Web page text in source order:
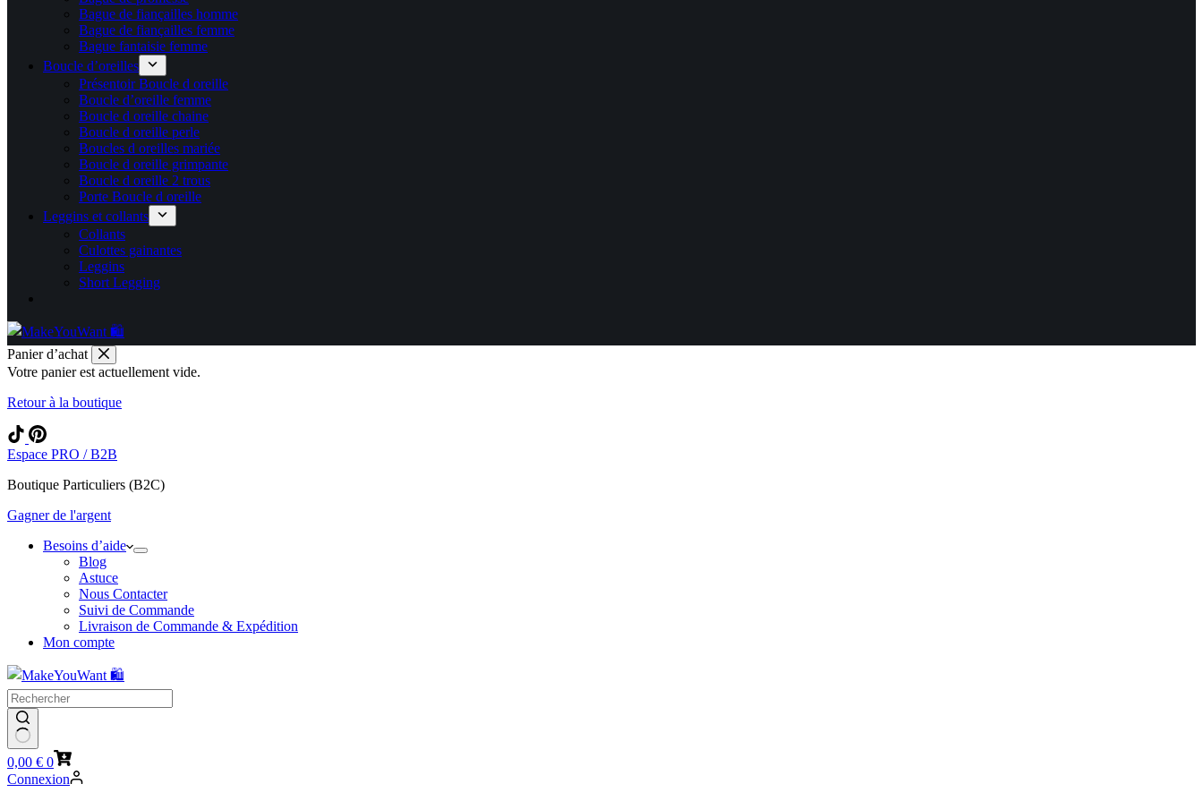
Bague de fiançailles homme
Bague de fiançailles femme
Bague fantaisie femme
Boucle d’oreilles
Présentoir Boucle d oreille
Boucle d’oreille femme
Boucle d oreille chaine
Boucle d oreille perle
Boucles d oreilles mariée
Boucle d oreille grimpante
Boucle d oreille 2 trous
Porte Boucle d oreille
Leggins et collants
Collants
Culottes gainantes
Leggins
Short Legging
Panier d’achat
Votre panier est actuellement vide.
Retour à la boutique
Espace PRO / B2B
Boutique Particuliers (B2C)
Gagner de l'argent
Besoins d’aide
Blog
Astuce
Nous Contacter
Suivi de Commande
Livraison de Commande & Expédition
Mon compte
Panier
d’achat
0,00 € 0
Connexion